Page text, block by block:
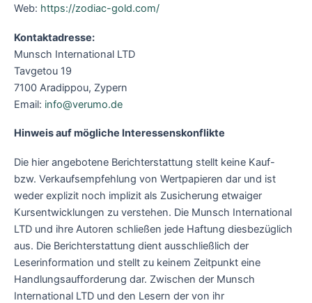
Web: https://zodiac-gold.com/
Kontaktadresse:
Munsch International LTD
Tavgetou 19
7100 Aradippou, Zypern
Email: info@verumo.de
Hinweis auf mögliche Interessenskonflikte
Die hier angebotene Berichterstattung stellt keine Kauf-
bzw. Verkaufsempfehlung von Wertpapieren dar und ist
weder explizit noch implizit als Zusicherung etwaiger
Kursentwicklungen zu verstehen. Die Munsch International
LTD und ihre Autoren schließen jede Haftung diesbezüglich
aus. Die Berichterstattung dient ausschließlich der
Leserinformation und stellt zu keinem Zeitpunkt eine
Handlungsaufforderung dar. Zwischen der Munsch
International LTD und den Lesern der von ihr